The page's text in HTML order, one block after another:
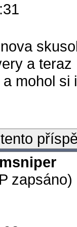
a
mohol
zapsáno)